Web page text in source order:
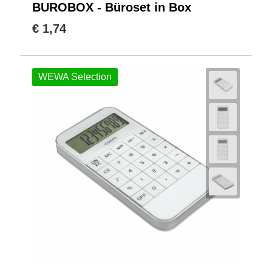
BUROBOX - Büroset in Box
€ 1,74
WEWA Selection